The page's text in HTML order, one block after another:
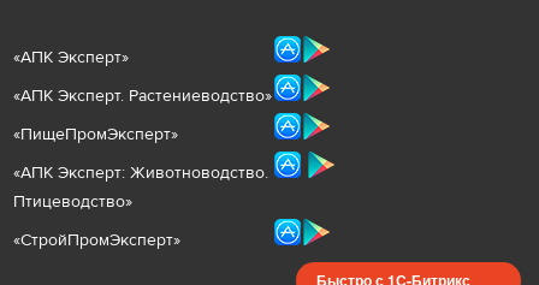
«АПК Эксперт»
«АПК Эксперт. Растениеводство»
«ПищеПромЭксперт»
«АПК Эксперт: Животноводство.
Птицеводство»
«СтройПромЭксперт»
Быстро с 1С-Битрикс